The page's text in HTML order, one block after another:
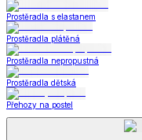
Prostěradla s elastanem
Prostěradla plátěná
Prostěradla nepropustná
Prostěradla dětská
Přehozy na postel